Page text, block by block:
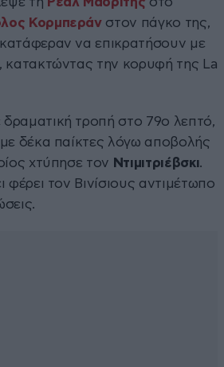
Κορμπεράνστον πάγκο της,
να επικρατήσουν με
, κατακτώντας την κορυφή της La
τροπή στο 79ο λεπτό,
δέκα παίκτες λόγω αποβολής
χτύπησε τον Ντιμιτριέβσκι.
φέρει τον Βινίσιους αντιμέτωπο